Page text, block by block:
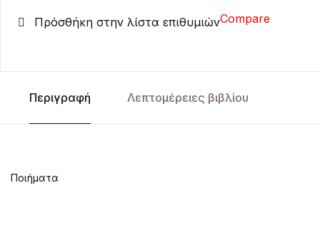
Πρόσθήκη στην λίστα επιθυμιώνCompare
Περιγραφή Λεπτομέρειες βιβλίου
Ποιήματα